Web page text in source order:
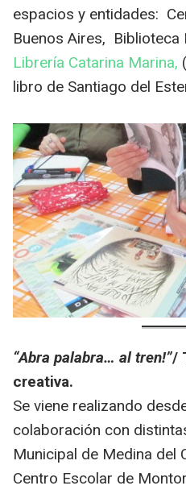
espacios y entidades:
Buenos Aires, Biblioteca
Librería Catarina Marina,
libro de Santiago del
“Abra palabra… al tren!”/
creativa.
Se viene realizando
colaboración con
Municipal de Medina del
Centro Escolar de